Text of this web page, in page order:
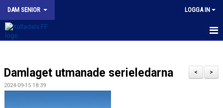
DAM SENIOR LOGGA IN
NYHETER
KALENDER
>
<
Damlaget utmanade serieledarna
2024-09-15 18:39